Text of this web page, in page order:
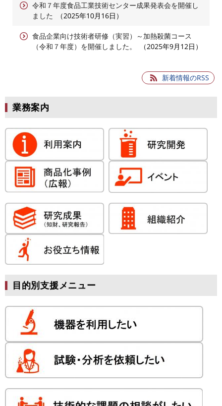
令和７年度食品工業技術センター成果発表会を開催し
ました
2025年10月16日
食品企業向け技術者研修（実習）～加熱殺菌コース
（令和７年度）を開催しました。
2025年9月12日
新着情報のRSS
業務案内
目的別支援メニュー